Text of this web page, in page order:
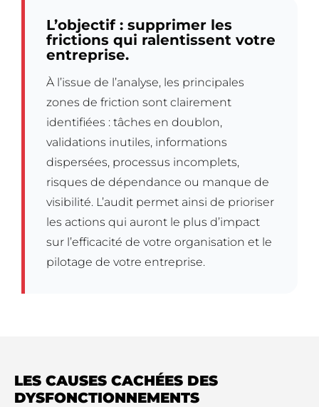
L’objectif : supprimer les
frictions qui ralentissent votre
entreprise.
À l’issue de l’analyse, les principales
zones de friction sont clairement
identifiées : tâches en doublon,
validations inutiles, informations
dispersées, processus incomplets,
risques de dépendance ou manque de
visibilité. L’audit permet ainsi de prioriser
les actions qui auront le plus d’impact
sur l’efficacité de votre organisation et le
pilotage de votre entreprise.
LES CAUSES CACHÉES DES
DYSFONCTIONNEMENTS